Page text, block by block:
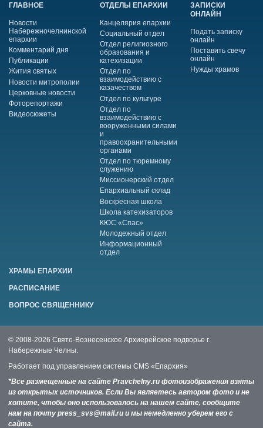
ГЛАВНОЕ
Новости
Набережночелнинской
епархии
Комментарий дня
Публикации
Жития святых
Новости митрополии
Церковные новости
Фоторепортажи
Видеосюжеты
ОТДЕЛЫ ЕПАРХИИ
Канцелярия епархии
Социальный отдел
Отдел религиозного
образования и
катехизации
Отдел по
взаимодействию с
казачеством
Отдел по культуре
Отдел по
взаимодействию с
вооруженными силами
и
правоохранительными
органами
Отдел по тюремному
служению
Миссионерский отдел
Епархиальный склад
Воскресная школа
Школа катехизаторов
КЮС «Спас»
Молодежный отдел
Информационный
отдел
ЗАПИСКИ
ОНЛАЙН
Подать записку
онлайн
Поставить свечу
онлайн
Нужды храмов
ХРАМЫ ЕПАРХИИ
РАСПИСАНИЕ
ВОПРОС СВЯЩЕННИКУ
© 2008-2026 Свято-Вознесенское Архиерейское подворье г.
Набережные Челны.
Работает под управлением системы CMS «Епархия»
*Все размещенные на сайте Pravchelny.ru фотоизображения взяты
из открытых источников. Если Вы являетесь автором фото и не
хотите, чтобы оно использовалось на нашем сайте, сообщите
нам на почту press_svs@mail.ru и мы немедленно уберем его с
сайта.